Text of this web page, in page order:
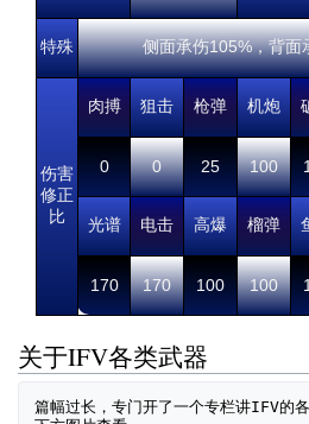
特殊 侧面承伤105%，背面
伤害
修正
比
肉搏 狙击 枪弹 机炮
0 0 25 100
光谱 电击 高爆 榴弹
170 170 100 100
关于IFV各类武器
篇幅过长，专门开了一个专栏讲IFV的